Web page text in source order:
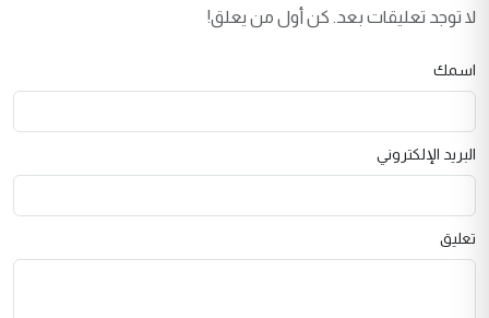
لا توجد تعليقات بعد. كن أول من يعلق!
اسمك
البريد الإلكتروني
تعليق